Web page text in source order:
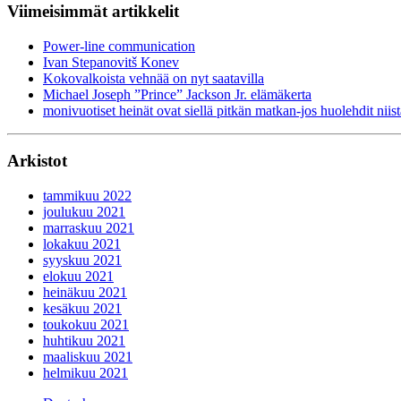
Viimeisimmät artikkelit
Power-line communication
Ivan Stepanovitš Konev
Kokovalkoista vehnää on nyt saatavilla
Michael Joseph ”Prince” Jackson Jr. elämäkerta
monivuotiset heinät ovat siellä pitkän matkan-jos huolehdit
Arkistot
tammikuu 2022
joulukuu 2021
marraskuu 2021
lokakuu 2021
syyskuu 2021
elokuu 2021
heinäkuu 2021
kesäkuu 2021
toukokuu 2021
huhtikuu 2021
maaliskuu 2021
helmikuu 2021